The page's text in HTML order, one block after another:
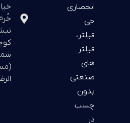
انحصاری
جی
فیلتر،
فیلتر
های
صنعتی
بدون
چسب
در